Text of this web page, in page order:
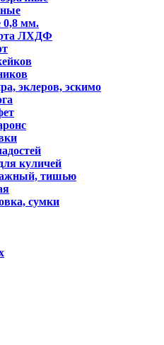
0,8 мм.
ЛХДФ
эклеров, эскимо
куличей
тишью
сумки